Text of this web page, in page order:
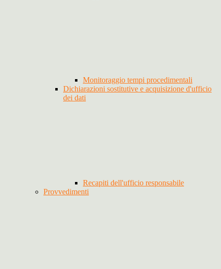
Monitoraggio tempi procedimentali
Dichiarazioni sostitutive e acquisizione d'ufficio
dei dati
Recapiti dell'ufficio responsabile
Provvedimenti